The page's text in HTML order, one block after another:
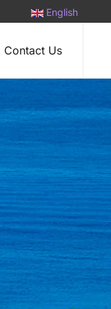
English
Contact Us